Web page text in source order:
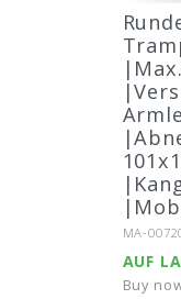
Artikel-
MA-
AUF
Buy